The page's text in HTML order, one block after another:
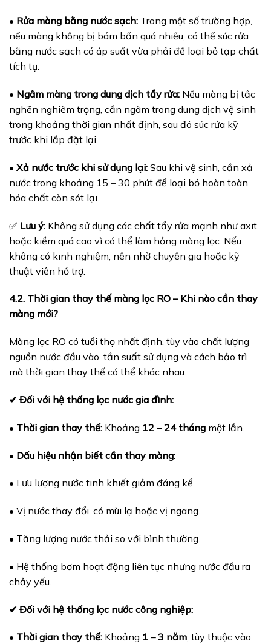
• Rửa màng bằng nước sạch: Trong một số trường hợp,
nếu màng không bị bám bẩn quá nhiều, có thể súc rửa
bằng nước sạch có áp suất vừa phải để loại bỏ tạp chất
tích tụ.
• Ngâm màng trong dung dịch tẩy rửa: Nếu màng bị tắc
nghẽn nghiêm trọng, cần ngâm trong dung dịch vệ sinh
trong khoảng thời gian nhất định, sau đó súc rửa kỹ
trước khi lắp đặt lại.
• Xả nước trước khi sử dụng lại: Sau khi vệ sinh, cần xả
nước trong khoảng 15 – 30 phút để loại bỏ hoàn toàn
hóa chất còn sót lại.
✅ Lưu ý: Không sử dụng các chất tẩy rửa mạnh như axit
hoặc kiềm quá cao vì có thể làm hỏng màng lọc. Nếu
không có kinh nghiệm, nên nhờ chuyên gia hoặc kỹ
thuật viên hỗ trợ.
4.2. Thời gian thay thế màng lọc RO – Khi nào cần thay
màng mới?
Màng lọc RO có tuổi thọ nhất định, tùy vào chất lượng
nguồn nước đầu vào, tần suất sử dụng và cách bảo trì
mà thời gian thay thế có thể khác nhau.
✔ Đối với hệ thống lọc nước gia đình:
• Thời gian thay thế: Khoảng 12 – 24 tháng một lần.
• Dấu hiệu nhận biết cần thay màng:
• Lưu lượng nước tinh khiết giảm đáng kể.
• Vị nước thay đổi, có mùi lạ hoặc vị ngang.
• Tăng lượng nước thải so với bình thường.
• Hệ thống bơm hoạt động liên tục nhưng nước đầu ra
chảy yếu.
✔ Đối với hệ thống lọc nước công nghiệp:
• Thời gian thay thế: Khoảng 1 – 3 năm, tùy thuộc vào